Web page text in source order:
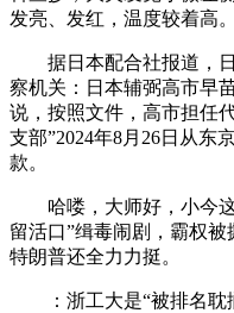
发亮、发红，温度较着高。
据日本配合社报道，日
察机关：日本辅弼高市早
说，按照文件，高市担任
支部”2024年8月26日从东
款。
哈喽，大师好，小今这
留活口”缉毒闹剧，霸权被
特朗普还全力力挺。
：浙工大是“被排名耽